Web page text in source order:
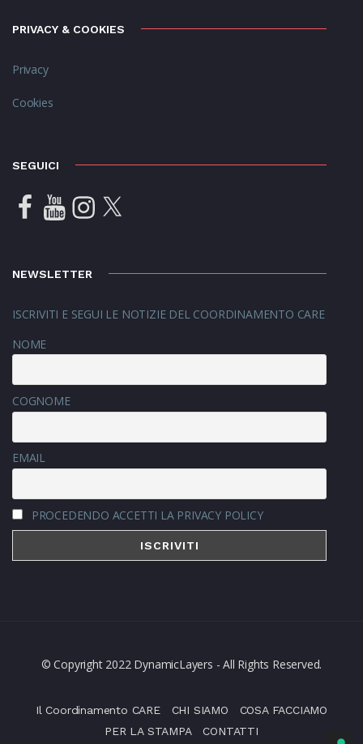
PRIVACY & COOKIES
Privacy
Cookies
SEGUICI
FacebookYouTubeInstagram
X
NEWSLETTER
ISCRIVITI E SEGUI LE NOTIZIE DEL COORDINAMENTO CARE
NOME
COGNOME
EMAIL
PROCEDENDO ACCETTI LA PRIVACY POLICY
© Copyright 2022 DynamicLayers - All Rights Reserved.
Il Coordinamento CARE CHI SIAMO
COSA FACCIAMO
PER LA STAMPA
CONTATTI